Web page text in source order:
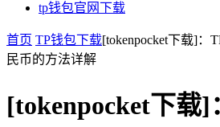
tp钱包官网下载
首页 TP钱包下载[tokenpocket下载]：
民币的方法详解
[tokenpocket下载]